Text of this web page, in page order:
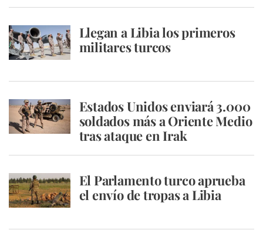
Llegan a Libia los primeros
militares turcos
Estados Unidos enviará 3.000
soldados más a Oriente Medio
tras ataque en Irak
El Parlamento turco aprueba
el envío de tropas a Libia